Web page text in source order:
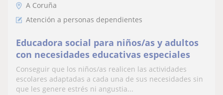
A Coruña
Atención a personas dependientes
Educadora social para niños/as y adultos
con necesidades educativas especiales
Conseguir que los niños/as realicen las actividades
escolares adaptadas a cada una de sus necesidades sin
que les genere estrés ni angustia...